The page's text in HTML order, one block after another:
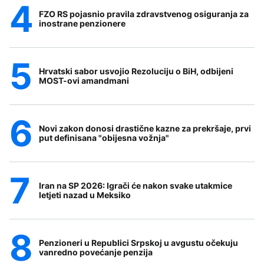
FZO RS pojasnio pravila zdravstvenog osiguranja za
inostrane penzionere
Hrvatski sabor usvojio Rezoluciju o BiH, odbijeni
MOST-ovi amandmani
Novi zakon donosi drastične kazne za prekršaje, prvi
put definisana "obijesna vožnja"
Iran na SP 2026: Igrači će nakon svake utakmice
letjeti nazad u Meksiko
Penzioneri u Republici Srpskoj u avgustu očekuju
vanredno povećanje penzija